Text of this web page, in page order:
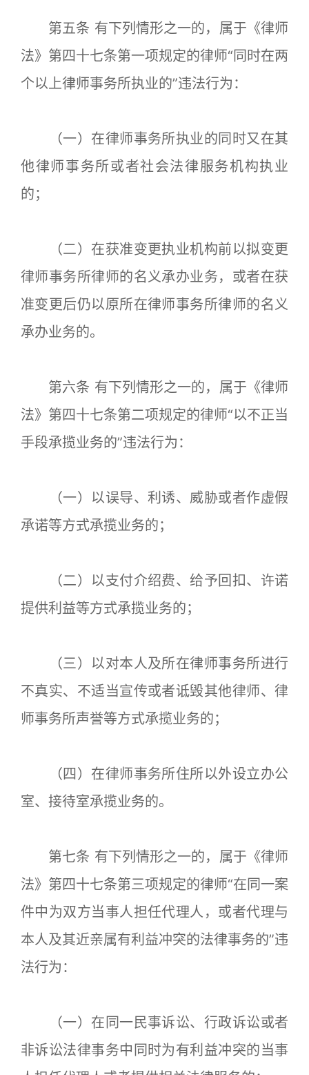
第五条 有下列情形之一的，属于《律师
法》第四十七条第一项规定的律师“同时在两
个以上律师事务所执业的”违法行为：
（一）在律师事务所执业的同时又在其
他律师事务所或者社会法律服务机构执业
的；
（二）在获准变更执业机构前以拟变更
律师事务所律师的名义承办业务，或者在获
准变更后仍以原所在律师事务所律师的名义
承办业务的。
第六条 有下列情形之一的，属于《律师
法》第四十七条第二项规定的律师“以不正当
手段承揽业务的”违法行为：
（一）以误导、利诱、威胁或者作虚假
承诺等方式承揽业务的；
（二）以支付介绍费、给予回扣、许诺
提供利益等方式承揽业务的；
（三）以对本人及所在律师事务所进行
不真实、不适当宣传或者诋毁其他律师、律
师事务所声誉等方式承揽业务的；
（四）在律师事务所住所以外设立办公
室、接待室承揽业务的。
第七条 有下列情形之一的，属于《律师
法》第四十七条第三项规定的律师“在同一案
件中为双方当事人担任代理人，或者代理与
本人及其近亲属有利益冲突的法律事务的”违
法行为：
（一）在同一民事诉讼、行政诉讼或者
非诉讼法律事务中同时为有利益冲突的当事